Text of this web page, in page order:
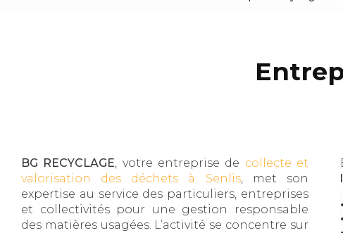
BG RECYCLAGE, votre entreprise de collecte et
valorisation des déchets à Senlis, met son
expertise au service des particuliers, entreprises
et collectivités pour une gestion responsable
des matières usagées. L’activité se concentre sur